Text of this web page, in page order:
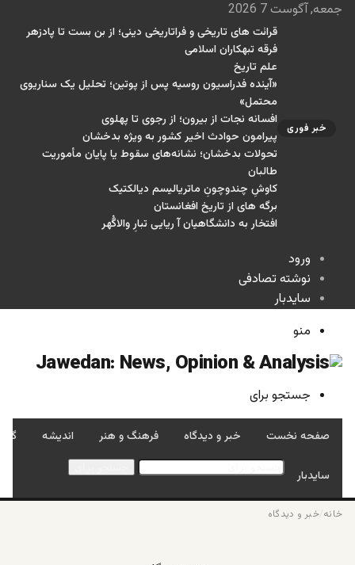
جمعه, آگوست 7 2026
خبر فوری
قرائت های تاریخی و فراتاریخی دینی؛ از بن بست تا پادزهر
فرقه تبهکاران اسلامی
علم تاریخ
«آینده فدراسیون روسیه پس از پوتین؛ تحلیل یک سناریوی
محتمل»
افسانه نجات از بیرون؛ از رجوی تا پهلوی
پیرامون حوادث اخیر کشور به ویژه بدخشان
تحولات بدخشان؛ نشانه‌های سقوط یا پایان مأموریت
طالبان
کاوشِ چندو‌چونِ ماتریالیسم دیالکتیک
برگه های از تاریخ افغانستان
افتخار به دانشگاهیان آ ریایی تبارِ والاگُهر
ورود
نوشته تصادفی
سایدبار
منو
جستجو برای
صفحه نخست خبر و دیدگاه فرهنگ و هنر اندیشه
سایدبار
خانه /خبر و دیدگاه